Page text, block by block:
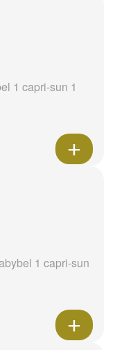
1 capri-sun 1
1 capri-sun